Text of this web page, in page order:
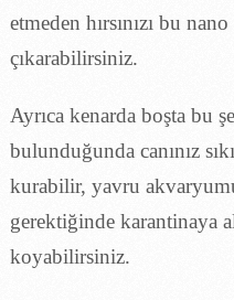
etmeden hırsınızı bu
çıkarabilirsiniz.
Ayrıca kenarda boşta bu
bulunduğunda canınız
kurabilir, yavru
gerektiğinde karantinaya
koyabilirsiniz.